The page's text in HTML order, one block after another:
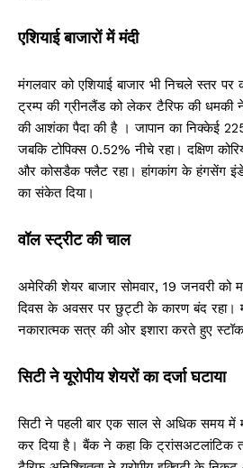
एशियाई बाजारों में मंदी
मंगलवार को एशियाई बाजार भी निचले स्तर पर
ट्रम्प की ग्रीनलैंड को लेकर टैरिफ की धमकी ने
की आशंका पैदा की है । जापान का निक्केई
जबकि टोपिक्स 0.52% नीचे रहा। दक्षिण
और कोसडैक फ्लैट रहा। हांगकांग के हंगसेंग
का संकेत दिया।
वॉल स्ट्रीट की चाल
अमेरिकी शेयर बाजार सोमवार, 19 जनवरी को
दिवस के अवसर पर छुट्टी के कारण बंद रहा।
नकारात्मक सत्र की ओर इशारा करते हुए
सिटी ने यूरोपीय शेयरों का दर्जा घटाया
सिटी ने पहली बार एक साल से अधिक समय में
कर दिया है। बैंक ने कहा कि ट्रांसअटलांटिक